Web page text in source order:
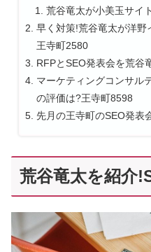
荒谷竜太が小美玉サイ
早く対策!荒谷竜太が洋野
王寺町2580
RFPとSEO発表会を荒谷
マーケティングコンサル
の評価は?王寺町8598
先月の王寺町のSEO発表
荒谷竜太を紹介